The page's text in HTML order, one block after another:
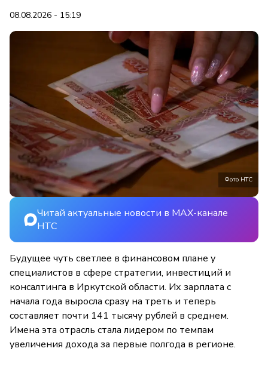
08.08.2026 - 15:19
Фото НТС
Читай актуальные новости в MAX-канале
НТС
Будущее чуть светлее в финансовом плане у
специалистов в сфере стратегии, инвестиций и
консалтинга в Иркутской области. Их зарплата с
начала года выросла сразу на треть и теперь
составляет почти 141 тысячу рублей в среднем.
Имена эта отрасль стала лидером по темпам
увеличения дохода за первые полгода в регионе.